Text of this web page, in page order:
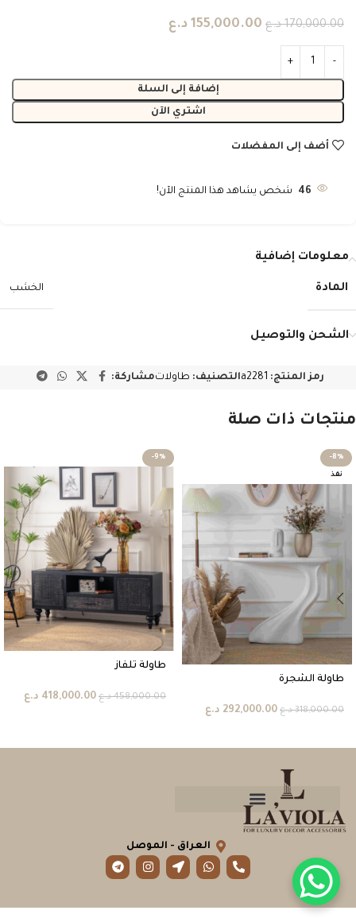
170,000.00 د.ع 155,000.00 د.ع
إضافة إلى السلة
اشتري الآن
أضف إلى المفضلات
46 شخص يشاهد هذا المنتج الآن!
معلومات إضافية
المادة الخشب
الشحن والتوصيل
رمز المنتج: a2281التصنيف: طاولاتمشاركة:
منتجات ذات صلة
-8%
نفذ
طاولة الشجرة
318,000.00 د.ع 292,000.00 د.ع
-9%
طاولة تلفاز
458,000.00 د.ع 418,000.00 د.ع
العراق - الموصل